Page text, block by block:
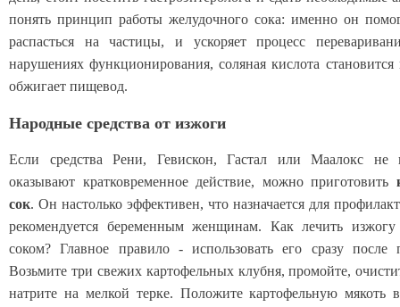
понять принцип работы желудочного сока: именно он
распасться на частицы, и ускоряет процесс
нарушениях функционирования, соляная кислота
обжигает пищевод.
Народные средства от изжоги
Если средства Рени, Гевискон, Гастал или Маалокс не
оказывают кратковременное действие, можно приготовить
сок. Он настолько эффективен, что назначается для
рекомендуется беременным женщинам. Как лечить изжогу
соком? Главное правило - использовать его сразу после
Возьмите три свежих картофельных клубня, промойте,
натрите на мелкой терке. Положите картофельную мякоть